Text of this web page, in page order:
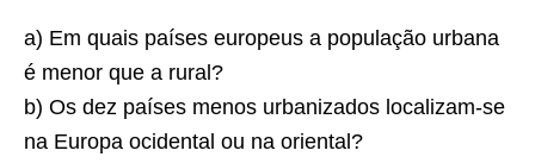
a) Em quais países europeus a população urbana
é menor que a rural?
b) Os dez países menos urbanizados localizam-se
na Europa ocidental ou na oriental?